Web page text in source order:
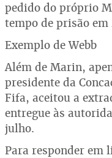
pedido do próprio
tempo de prisão em
Exemplo de Webb
Além de Marin,
presidente da
Fifa, aceitou a
entregue às
julho.
Para responder em